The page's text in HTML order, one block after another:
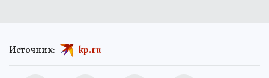
Источник: kp.ru